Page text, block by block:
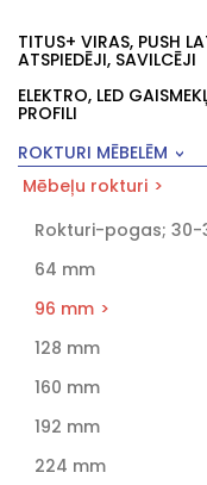
TITUS+ VIRAS, PUSH
ATSPIEDĒJI, SAVILCĒJI
ELEKTRO, LED
PROFILI
ROKTURI MĒBELĒM
Mēbeļu rokturi
Rokturi-pogas; 30-
64 mm
96 mm
128 mm
160 mm
192 mm
224 mm